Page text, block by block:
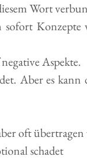
Wort
sofort
Aspekte.
Aber es kann
oft übertragen
schadet